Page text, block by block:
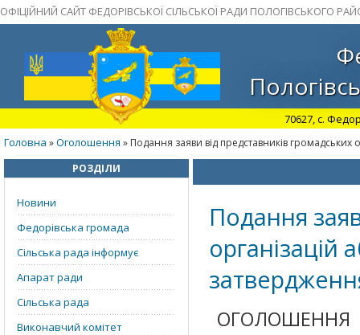
ОФІЦІЙНИЙ САЙТ ФЕДОРІВСЬКОЇ СІЛЬСЬКОЇ РАДИ ПОЛОГІВСЬКОГО
70627, с.
Головна »Оголошення » Подання заяви від представників громадських
РОЗДІЛИ
Новини
Федорівська громада
Сільська рада інформує
Апарат ради
Сільська рада
Виконавчий комітет
Подання
організацій
ОГОЛОШЕННЯ